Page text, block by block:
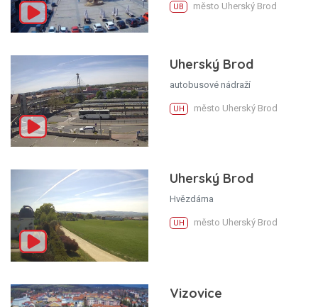
UB město Uherský Brod
Uherský Brod
autobusové nádraží
UH město Uherský Brod
Uherský Brod
Hvězdárna
UH město Uherský Brod
Vizovice